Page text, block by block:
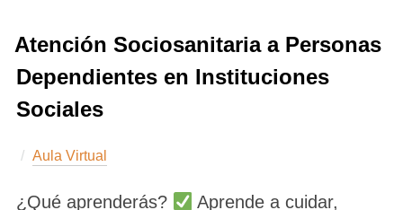
Atención Sociosanitaria a Personas
Dependientes en Instituciones
Sociales
Aula Virtual
¿Qué aprenderás?
Aprende a cuidar,